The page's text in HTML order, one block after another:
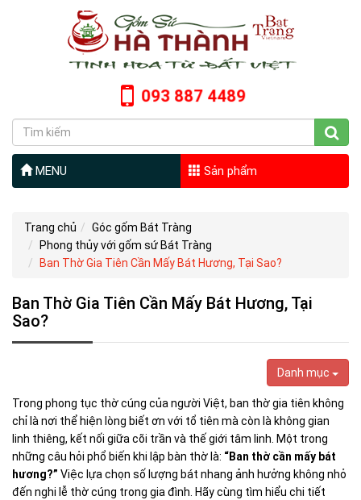
093 887 4489
MENU Sản phẩm
Trang chủ
Góc gốm Bát Tràng
Phong thủy với gốm sứ Bát Tràng
Ban Thờ Gia Tiên Cần Mấy Bát Hương, Tại Sao?
Ban Thờ Gia Tiên Cần Mấy Bát Hương, Tại
Sao?
Danh mục
Trong phong tục thờ cúng của người Việt, ban thờ gia tiên không
chỉ là nơi thể hiện lòng biết ơn với tổ tiên mà còn là không gian
linh thiêng, kết nối giữa cõi trần và thế giới tâm linh. Một trong
những câu hỏi phổ biến khi lập bàn thờ là: “Ban thờ cần mấy bát
hương?” Việc lựa chọn số lượng bát nhang ảnh hưởng không nhỏ
đến nghi lễ thờ cúng trong gia đình. Hãy cùng tìm hiểu chi tiết